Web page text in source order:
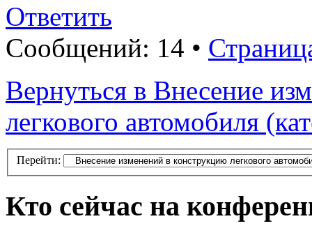
Ответить
Сообщений: 14 •
Вернуться в Внесение
легкового автомобиля
Перейти:
Кто сейчас на